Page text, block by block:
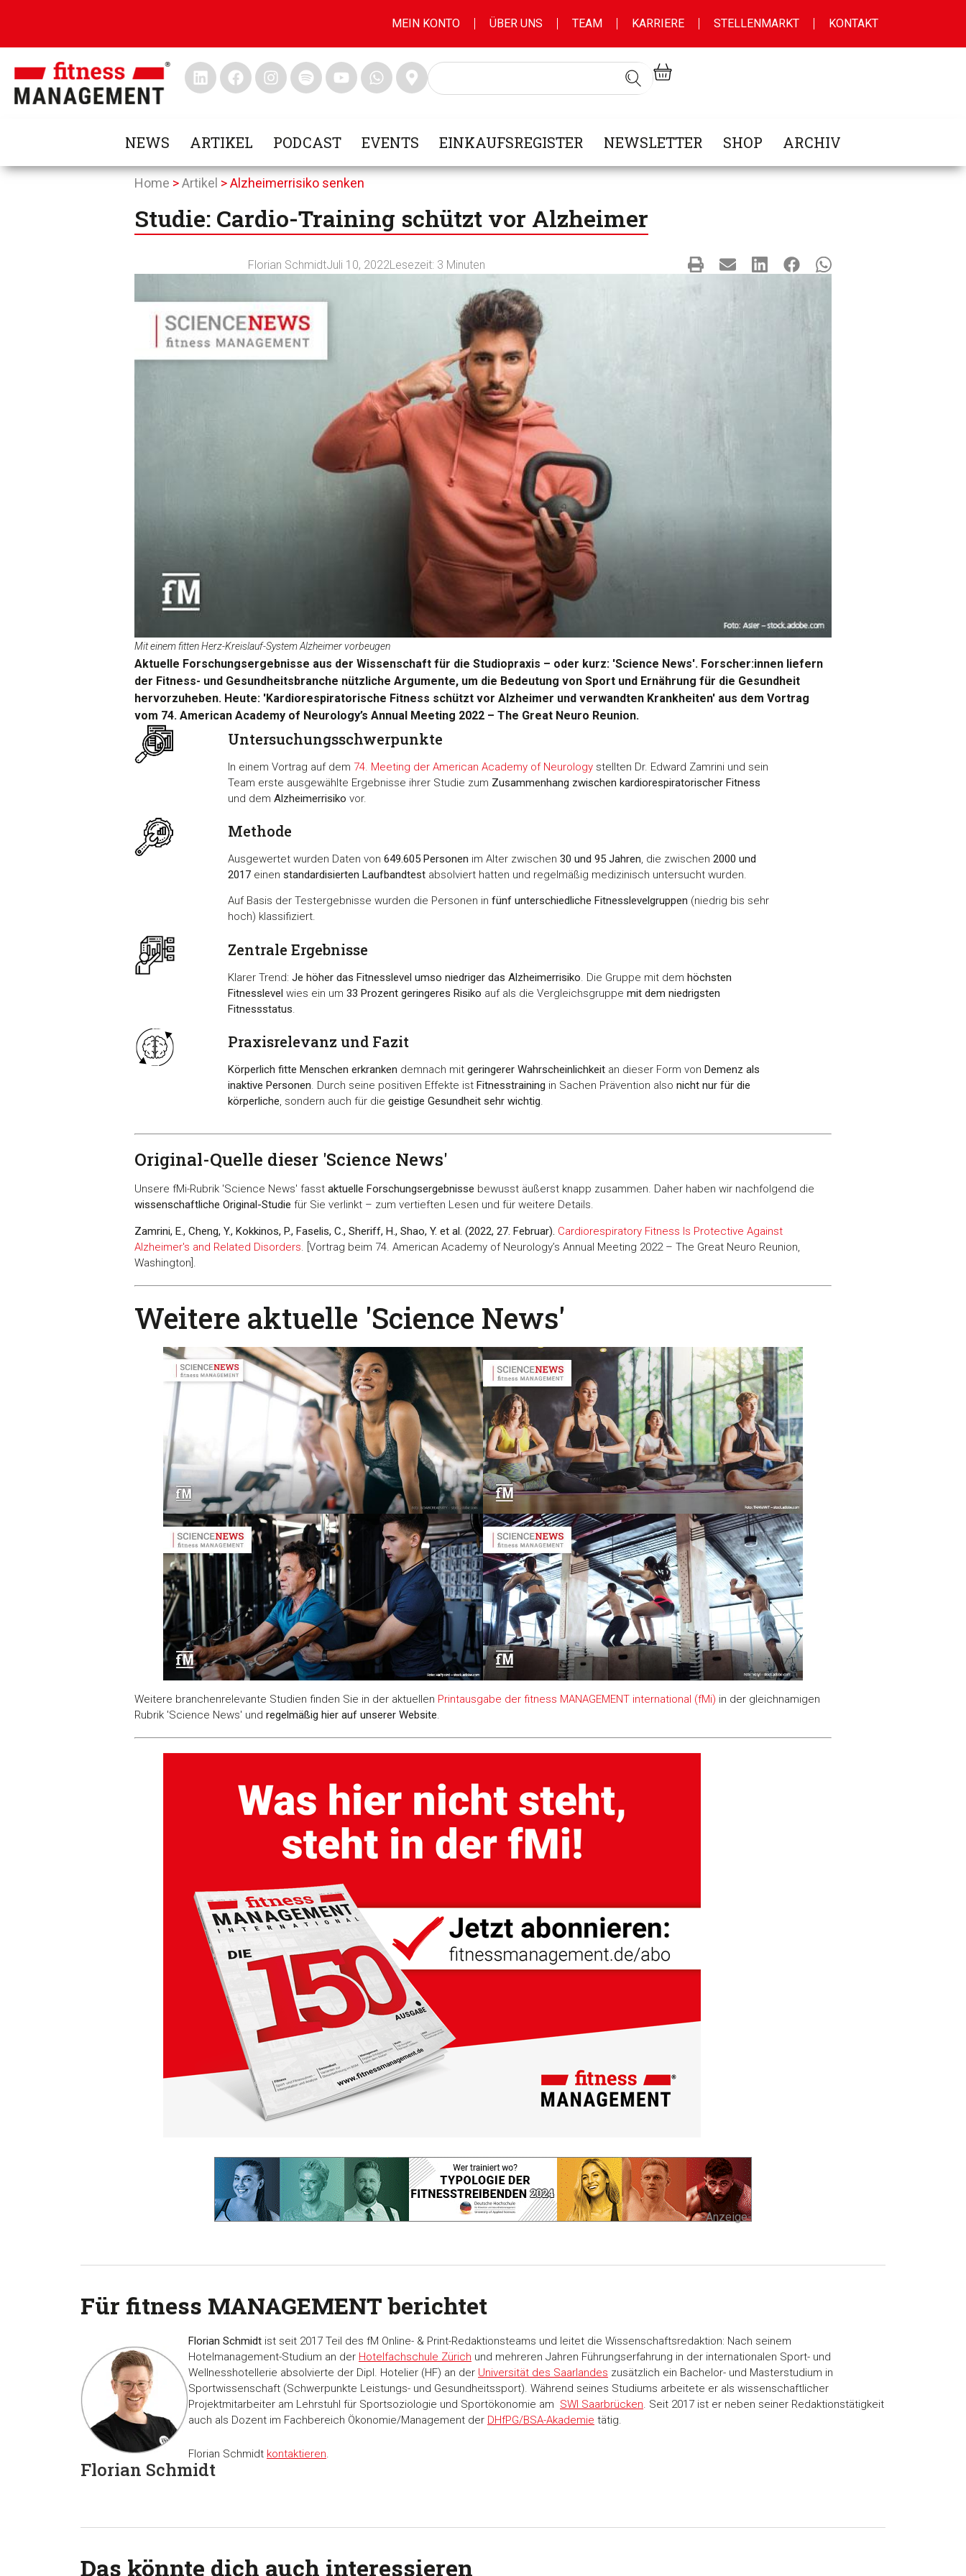
MEIN KONTO ÜBER UNS TEAM KARRIERE STELLENMARKT KONTAKT
NEWS ARTIKEL PODCAST EVENTS EINKAUFSREGISTER NEWSLETTER SHOP ARCHIV
Home >Artikel >Alzheimerrisiko senken
Studie: Cardio-Training schützt vor Alzheimer
Florian SchmidtJuli 10, 2022Lesezeit: 3 Minuten
Mit einem fitten Herz-Kreislauf-System Alzheimer vorbeugen
Aktuelle Forschungsergebnisse aus der Wissenschaft für die Studiopraxis – oder kurz: 'Science News'. Forscher:innen liefern
der Fitness- und Gesundheitsbranche nützliche Argumente, um die Bedeutung von Sport und Ernährung für die Gesundheit
hervorzuheben. Heute: 'Kardiorespiratorische Fitness schützt vor Alzheimer und verwandten Krankheiten' aus dem Vortrag
vom 74. American Academy of Neurology’s Annual Meeting 2022 – The Great Neuro Reunion.
Untersuchungsschwerpunkte
In einem Vortrag auf dem 74. Meeting der American Academy of Neurology stellten Dr. Edward Zamrini und sein
Team erste ausgewählte Ergebnisse ihrer Studie zum Zusammenhang zwischen kardiorespiratorischer Fitness
und demAlzheimerrisiko vor.
Methode
Ausgewertet wurden Daten von649.605 Personen im Alter zwischen30 und 95 Jahren, die zwischen2000 und
2017 einenstandardisierten Laufbandtest absolviert hatten und regelmäßig medizinisch untersucht wurden.
Auf Basis der Testergebnisse wurden die Personen infünf unterschiedliche Fitnesslevelgruppen (niedrig bis sehr
hoch) klassifiziert.
Zentrale Ergebnisse
Klarer Trend:Je höher das Fitnesslevel umso niedriger das Alzheimerrisiko. Die Gruppe mit demhöchsten
Fitnesslevel wies ein um33 Prozent geringeres Risiko auf als die Vergleichsgruppemit dem niedrigsten
Fitnessstatus.
Praxisrelevanz und Fazit
Körperlich fitte Menschen erkranken demnach mitgeringerer Wahrscheinlichkeit an dieser Form vonDemenz als
inaktive Personen. Durch seine positiven Effekte istFitnesstraining in Sachen Prävention alsonicht nur für die
körperliche, sondern auch für diegeistige Gesundheit sehr wichtig.
Original-Quelle dieser 'Science News'
Unsere fMi-Rubrik 'Science News' fasst aktuelle Forschungsergebnisse bewusst äußerst knapp zusammen. Daher haben wir nachfolgend die
wissenschaftliche Original-Studie für Sie verlinkt – zum vertieften Lesen und für weitere Details.
Zamrini, E., Cheng, Y., Kokkinos, P., Faselis, C., Sheriff, H., Shao, Y. et al. (2022, 27. Februar). Cardiorespiratory Fitness Is Protective Against
Alzheimer's and Related Disorders. [Vortrag beim 74. American Academy of Neurology’s Annual Meeting 2022 – The Great Neuro Reunion,
Washington].
Weitere aktuelle 'Science News'
Weitere branchenrelevante Studien finden Sie in der aktuellen Printausgabe der fitness MANAGEMENT international (fMi) in der gleichnamigen
Rubrik 'Science News' und regelmäßig hier auf unserer Website.
-Anzeige-
Für fitness MANAGEMENT berichtet
Florian Schmidt
Florian Schmidt ist seit 2017 Teil des fM Online- & Print-Redaktionsteams und leitet die Wissenschaftsredaktion: Nach seinem
Hotelmanagement-Studium an der Hotelfachschule Zürich und mehreren Jahren Führungserfahrung in der internationalen Sport- und
Wellnesshotellerie absolvierte der Dipl. Hotelier (HF) an der Universität des Saarlandes zusätzlich ein Bachelor- und Masterstudium in
Sportwissenschaft (Schwerpunkte Leistungs- und Gesundheitssport). Während seines Studiums arbeitete er als wissenschaftlicher
Projektmitarbeiter am Lehrstuhl für Sportsoziologie und Sportökonomie am SWI Saarbrücken. Seit 2017 ist er neben seiner Redaktionstätigkeit
auch als Dozent im Fachbereich Ökonomie/Management der DHfPG/BSA-Akademie tätig.
Florian Schmidt kontaktieren.
Das könnte dich auch interessieren